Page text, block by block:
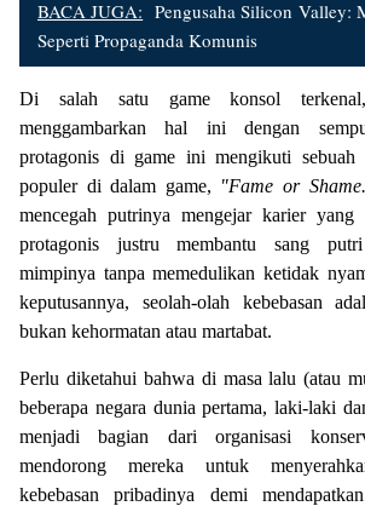
BACA JUGA: Pengusaha Silicon Valley:
Seperti Propaganda Komunis
Di salah satu game konsol
menggambarkan hal ini dengan
protagonis di game ini mengikuti sebuah
populer di dalam game, "Fame or
mencegah putrinya mengejar karier yang
protagonis justru membantu sang
mimpinya tanpa memedulikan ketidak
keputusannya, seolah-olah kebebasan
bukan kehormatan atau martabat.
Perlu diketahui bahwa di masa lalu (atau
beberapa negara dunia pertama, laki-laki
menjadi bagian dari organisasi
mendorong mereka untuk
kebebasan pribadinya demi